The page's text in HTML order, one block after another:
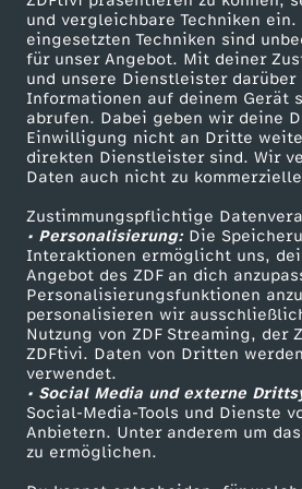
und vergleichbare Techniken
eingesetzten Techniken sind
für unser Angebot. Mit deiner
und unsere Dienstleister darüber
Informationen auf deinem Gerät
abrufen. Dabei geben wir deine
Einwilligung nicht an Dritte
direkten Dienstleister sind. Wir
Daten auch nicht zu
Zustimmungspflichtige
• Personalisierung:Die
Interaktionen ermöglicht uns,
Angebot des ZDF an dich
Personalisierungsfunktionen
personalisieren wir
Nutzung von ZDF Streaming, der
ZDFtivi. Daten von Dritten
verwendet.
• Social Media und externe
Social-Media-Tools und Dienste
Anbietern. Unter anderem um
zu ermöglichen.
Mehr ZDF
ZDF-Apps
Smart TV
ZDFtext
Livestreams
Sendungen A-Z
TV-Programm
Service
Tickets
Hilfe
ZDF Unternehmen
Karriere